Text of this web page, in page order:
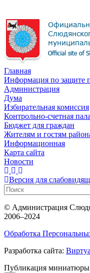
Главная
Информация по защите
Администрация
Дума
Избирательная комиссия
Контрольно-счетная
Бюджет для граждан
Жителям и гостям
Информационная
Карта сайта
Новости
Версия для
© Администрация
2006–2024
Обработка
Разработка сайта:
Публикация миниатюры